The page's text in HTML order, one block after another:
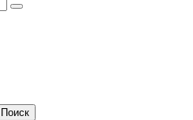
Поиск